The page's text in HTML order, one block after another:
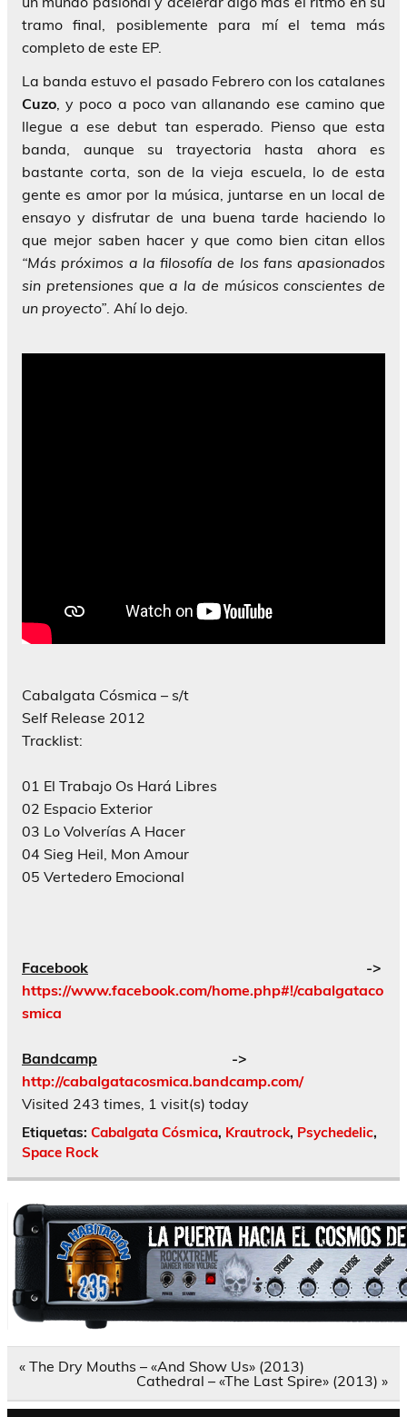
tramo final, posiblemente para mí el tema más
completo de este EP.
La banda estuvo el pasado Febrero con los catalanes
Cuzo, y poco a poco van allanando ese camino que
llegue a ese debut tan esperado. Pienso que esta
banda, aunque su trayectoria hasta ahora es
bastante corta, son de la vieja escuela, lo de esta
gente es amor por la música, juntarse en un local de
ensayo y disfrutar de una buena tarde haciendo lo
que mejor saben hacer y que como bien citan ellos
“Más próximos a la filosofía de los fans apasionados
sin pretensiones que a la de músicos conscientes de
un proyecto”. Ahí lo dejo.
Cabalgata Cósmica – s/t
Self Release 2012
Tracklist:
01 El Trabajo Os Hará Libres
02 Espacio Exterior
03 Lo Volverías A Hacer
04 Sieg Heil, Mon Amour
05 Vertedero Emocional
Facebook ->
https://www.facebook.com/home.php#!/cabalgataco
smica
Bandcamp ->
http://cabalgatacosmica.bandcamp.com/
Visited 243 times, 1 visit(s) today
Etiquetas: Cabalgata Cósmica, Krautrock, Psychedelic,
Space Rock
Navegación
« The Dry Mouths – «And Show Us» (2013)
Cathedral – «The Last Spire» (2013) »